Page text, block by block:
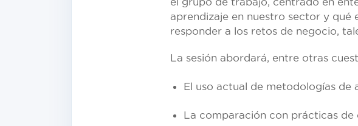
aprendizaje en nuestro sector y qué
responder a los retos de negocio,
La sesión abordará, entre otras
El uso actual de metodologías de
La comparación con prácticas de